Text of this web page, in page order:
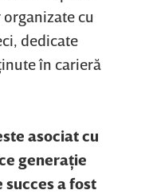
cu
dedicate
în carieră
asociat cu
generaţie
a fost